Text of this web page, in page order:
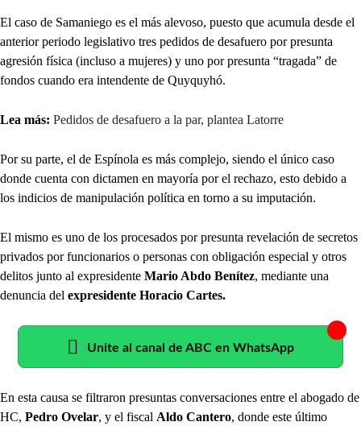
El caso de Samaniego es el más alevoso, puesto que acumula desde el
anterior periodo legislativo tres pedidos de desafuero por presunta
agresión física (incluso a mujeres) y uno por presunta “tragada” de
fondos cuando era intendente de Quyquyhó.
Lea más: Pedidos de desafuero a la par, plantea Latorre
Por su parte, el de Espínola es más complejo, siendo el único caso
donde cuenta con dictamen en mayoría por el rechazo, esto debido a
los indicios de manipulación política en torno a su imputación.
El mismo es uno de los procesados por presunta revelación de secretos
privados por funcionarios o personas con obligación especial y otros
delitos junto al expresidente Mario Abdo Benítez, mediante una
denuncia del expresidente Horacio Cartes.
Unite al canal de ABC en WhatsApp
En esta causa se filtraron presuntas conversaciones entre el abogado de
HC, Pedro Ovelar, y el fiscal Aldo Cantero, donde este último